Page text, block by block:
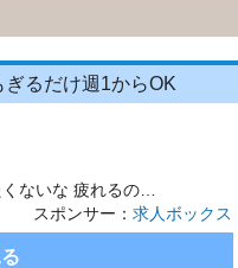
るだけ週1からOK
スポンサー： 求人ボックス